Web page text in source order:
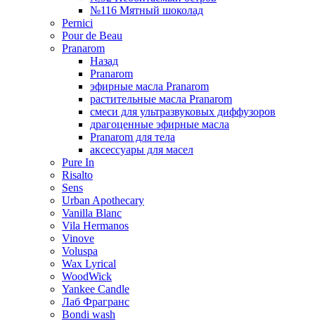
№116 Мятный шоколад
Pernici
Pour de Beau
Pranarom
Назад
Pranarom
эфирные масла Pranarom
растительные масла Pranarom
смеси для ультразвуковых диффузоров
драгоценные эфирные масла
Pranarom для тела
аксессуары для масел
Pure In
Risalto
Sens
Urban Apothecary
Vanilla Blanc
Vila Hermanos
Vinove
Voluspa
Wax Lyrical
WoodWick
Yankee Candle
Лаб Фрагранс
Bondi wash